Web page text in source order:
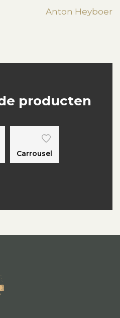
Anton Heyboer
producten
Carrousel